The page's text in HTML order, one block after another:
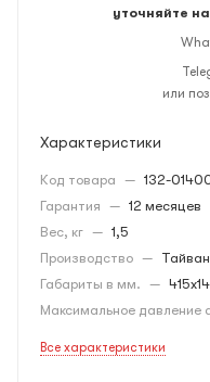
уточняйте
или
Характеристики
Код товара — 132-
Гарантия — 12 месяцев
Вес, кг — 1,5
Производство —
Габариты в мм. —
Максимальное давление
Все характеристики